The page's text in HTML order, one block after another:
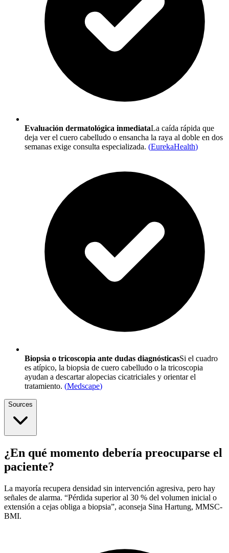
Evaluación dermatológica inmediataLa caída rápida que
deja ver el cuero cabelludo o ensancha la raya al doble en dos
semanas exige consulta especializada. (EurekaHealth)
Biopsia o tricoscopia ante dudas diagnósticasSi el cuadro
es atípico, la biopsia de cuero cabelludo o la tricoscopia
ayudan a descartar alopecias cicatriciales y orientar el
tratamiento. (Medscape)
Sources
¿En qué momento debería preocuparse el
paciente?
La mayoría recupera densidad sin intervención agresiva, pero hay
señales de alarma. “Pérdida superior al 30 % del volumen inicial o
extensión a cejas obliga a biopsia”, aconseja Sina Hartung, MMSC-
BMI.